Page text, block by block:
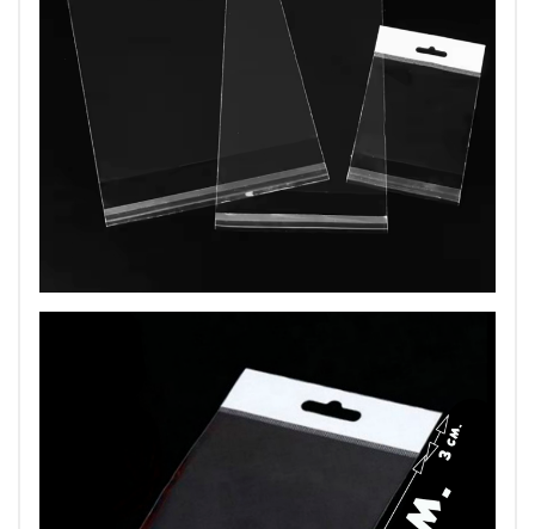
Применение пакетов с подвесом и скотчем довольно
бумага и бумажная продукция;
товары ручной работы;
товары для дома, сада, огорода;
ювелирная продукция и бижутерия;
электротовары;
одежда (особенно носки, ткани, шарфы, перчатки);
образцы продукции;